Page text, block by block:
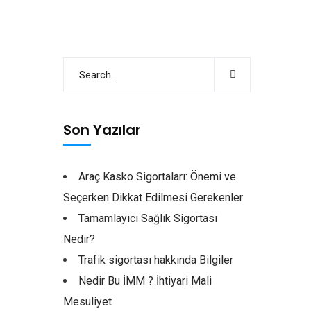
Son Yazılar
Araç Kasko Sigortaları: Önemi ve
Seçerken Dikkat Edilmesi Gerekenler
Tamamlayıcı Sağlık Sigortası
Nedir?
Trafik sigortası hakkında Bilgiler
Nedir Bu İMM ? İhtiyari Mali
Mesuliyet